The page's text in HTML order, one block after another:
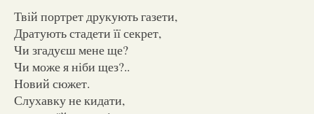
Твій портрет друкують газети,
Дратують стадети її секрет,
Чи згадуєш мене ще?
Чи може я ніби щез?..
Новий сюжет.
Слухавку не кидати,